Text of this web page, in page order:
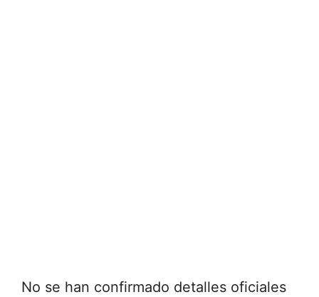
No se han confirmado detalles oficiales